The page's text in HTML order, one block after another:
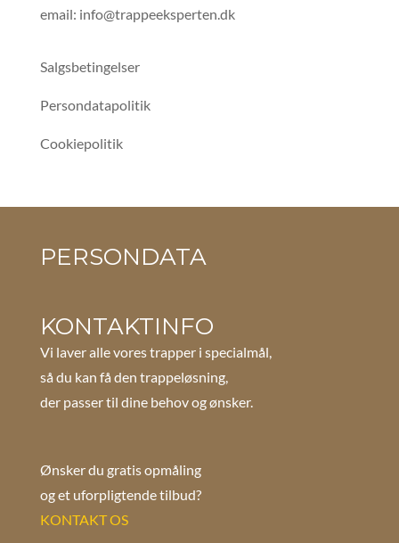
email: info@trappeeksperten.dk
Salgsbetingelser
Persondatapolitik
Cookiepolitik
PERSONDATA
KONTAKTINFO
Vi laver alle vores trapper i specialmål,
så du kan få den trappeløsning,
der passer til dine behov og ønsker.
Ønsker du gratis opmåling
og et uforpligtende tilbud?
KONTAKT OS